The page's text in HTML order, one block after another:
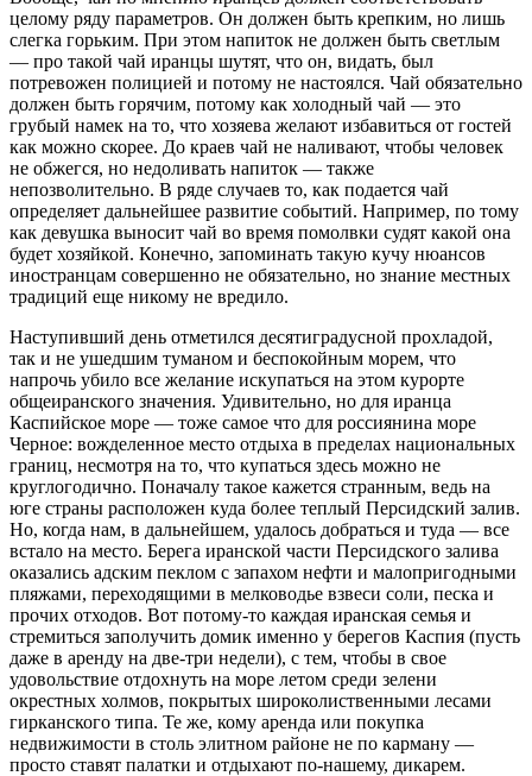
целому ряду параметров. Он должен быть крепким, но лишь
слегка горьким. При этом напиток не должен быть светлым
— про такой чай иранцы шутят, что он, видать, был
потревожен полицией и потому не настоялся. Чай обязательно
должен быть горячим, потому как холодный чай — это
грубый намек на то, что хозяева желают избавиться от гостей
как можно скорее. До краев чай не наливают, чтобы человек
не обжегся, но недоливать напиток — также
непозволительно. В ряде случаев то, как подается чай
определяет дальнейшее развитие событий. Например, по тому
как девушка выносит чай во время помолвки судят какой она
будет хозяйкой. Конечно, запоминать такую кучу нюансов
иностранцам совершенно не обязательно, но знание местных
традиций еще никому не вредило.
Наступивший день отметился десятиградусной прохладой,
так и не ушедшим туманом и беспокойным морем, что
напрочь убило все желание искупаться на этом курорте
общеиранского значения. Удивительно, но для иранца
Каспийское море — тоже самое что для россиянина море
Черное: вожделенное место отдыха в пределах национальных
границ, несмотря на то, что купаться здесь можно не
круглогодично. Поначалу такое кажется странным, ведь на
юге страны расположен куда более теплый Персидский залив.
Но, когда нам, в дальнейшем, удалось добраться и туда — все
встало на место. Берега иранской части Персидского залива
оказались адским пеклом с запахом нефти и малопригодными
пляжами, переходящими в мелководье взвеси соли, песка и
прочих отходов. Вот потому-то каждая иранская семья и
стремиться заполучить домик именно у берегов Каспия (пусть
даже в аренду на две-три недели), с тем, чтобы в свое
удовольствие отдохнуть на море летом среди зелени
окрестных холмов, покрытых широколиственными лесами
гирканского типа. Те же, кому аренда или покупка
недвижимости в столь элитном районе не по карману —
просто ставят палатки и отдыхают по-нашему, дикарем.